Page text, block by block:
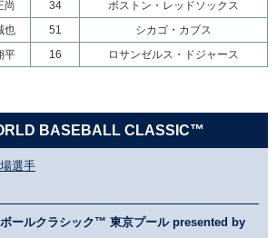
尚 34
ボストン・レッドソックス
也 51
シカゴ・カブス
平 16 ロサンゼルス・ドジャース
BASEBALL CLASSIC™
選手
ールクラシック™ 東京プール presented by